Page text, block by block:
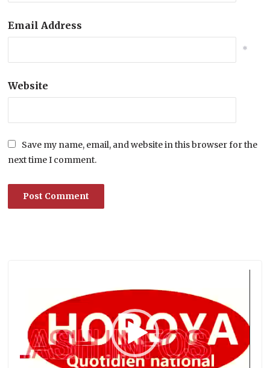
Email Address
*
Website
Save my name, email, and website in this browser for the
next time I comment.